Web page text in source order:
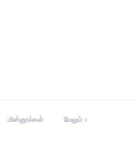
மின்னூல்கள் மேலும்